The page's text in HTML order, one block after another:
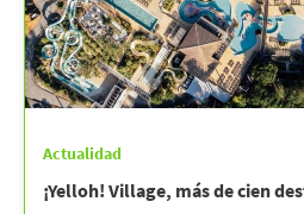
Actualidad
¡Yelloh! Village, más de cien